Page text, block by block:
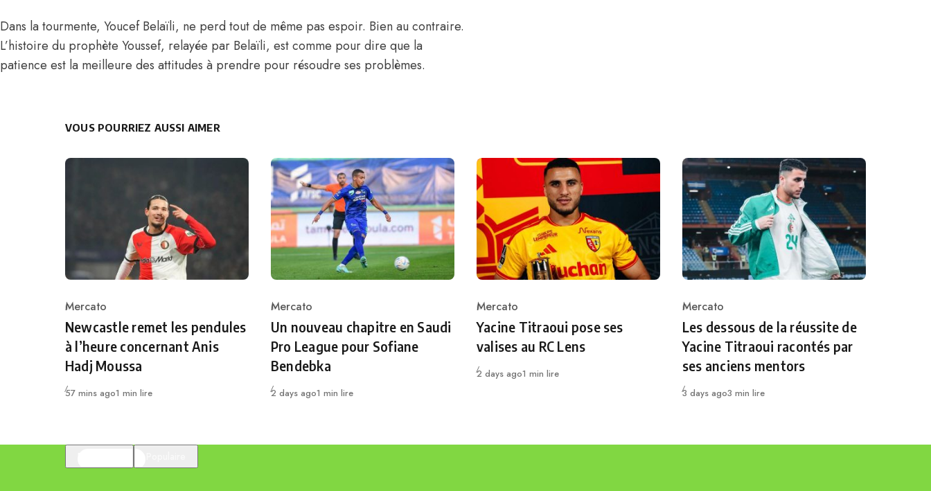
Dans la tourmente, Youcef Belaïli, ne perd tout de même pas espoir. Bien au contraire.
L’histoire du prophète Youssef, relayée par Belaïli, est comme pour dire que la
patience est la meilleure des attitudes à prendre pour résoudre ses problèmes.
VOUS POURRIEZ AUSSI AIMER
Category
Mercato
Newcastle remet les pendules
à l’heure concernant Anis
Hadj Moussa
Publié
57 mins ago1 min lire
Category
Mercato
Un nouveau chapitre en Saudi
Pro League pour Sofiane
Bendebka
Publié
2 days ago1 min lire
Category
Mercato
Yacine Titraoui pose ses
valises au RC Lens
Publié
2 days ago1 min lire
Category
Mercato
Les dessous de la réussite de
Yacine Titraoui racontés par
ses anciens mentors
Publié
3 days ago3 min lire